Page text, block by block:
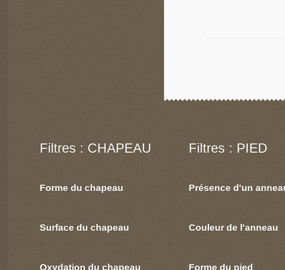
Filtres : CHAPEAU
Forme du chapeau
Surface du chapeau
Oxydation du chapeau
Filtres : PIED
Présence d'un
Couleur de l'anneau
Forme du pied